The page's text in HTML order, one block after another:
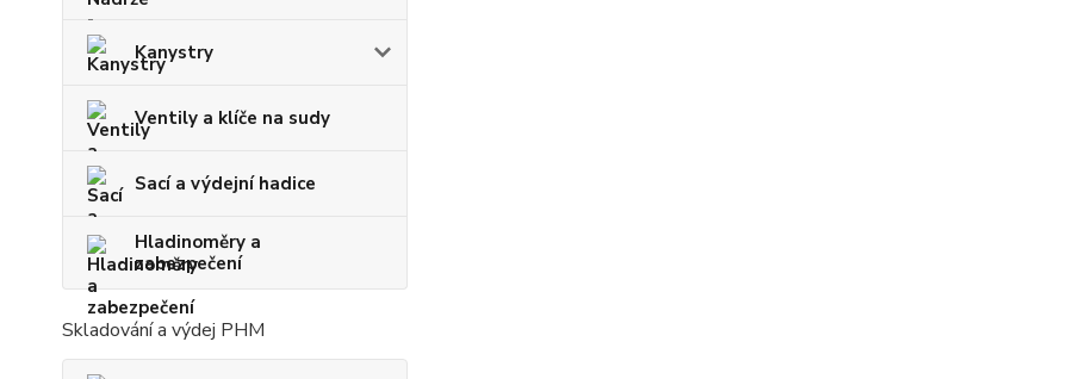
Kanystry
Ventily a klíče na sudy
Sací a výdejní hadice
Hladinoměry a
zabezpečení
Skladování a výdej PHM